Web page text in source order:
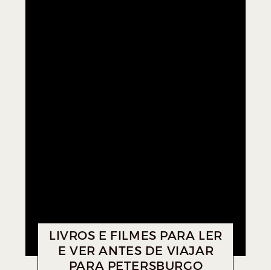
LIVROS E FILMES PARA LER
E VER ANTES DE VIAJAR
PARA PETERSBURGO